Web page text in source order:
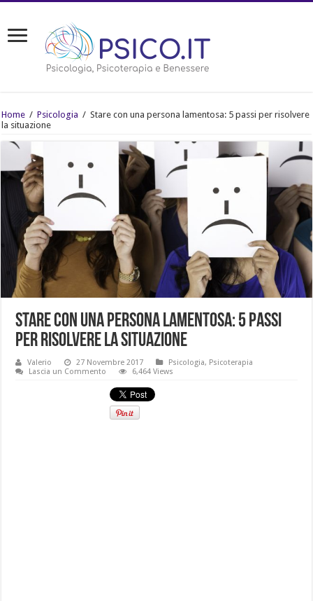
Home / Psicologia / Stare con una persona lamentosa: 5 passi per risolvere
la situazione
Stare con una persona lamentosa: 5 passi
per risolvere la situazione
Valerio 27 Novembre 2017 Psicologia, Psicoterapia
Lascia un Commento
6,464 Views